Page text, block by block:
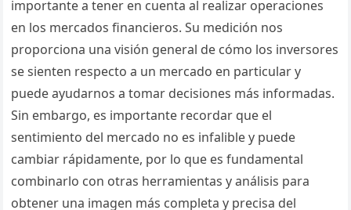
importante a tener en cuenta al realizar operaciones
en los mercados financieros. Su medición nos
proporciona una visión general de cómo los inversores
se sienten respecto a un mercado en particular y
puede ayudarnos a tomar decisiones más informadas.
Sin embargo, es importante recordar que el
sentimiento del mercado no es infalible y puede
cambiar rápidamente, por lo que es fundamental
combinarlo con otras herramientas y análisis para
obtener una imagen más completa y precisa del